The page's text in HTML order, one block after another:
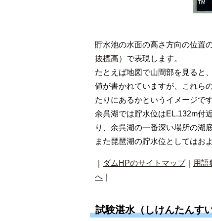
貯水池の水面の高さ方向の位置
抜標高）で表現します。
たとえば地図で山間部を見ると
値が書かれていますが、これら
たりにあるかというイメージです
余呉湖では貯水位はEL.132m付
り、余呉湖の一番深い場所の湖
また琵琶湖の貯水位としてはお
ダムHPのサイトマップ｜ 用語
へ
試験湛水（しけんたんすい